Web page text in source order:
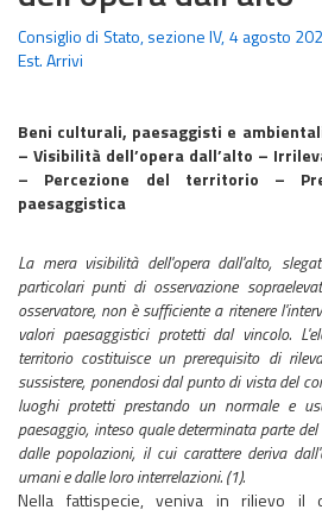
Consiglio di Stato, sezione IV, 4 agosto
Est. Arrivi
Beni culturali, paesaggisti e
– Visibilità dell’opera dall’alto –
– Percezione del territorio –
paesaggistica
La mera visibilità dell'opera dall'alto,
particolari punti di osservazione
osservatore, non è sufficiente a ritenere
valori paesaggistici protetti dal vincolo.
territorio costituisce un prerequisito di
sussistere, ponendosi dal punto di vista del
luoghi protetti prestando un normale e
paesaggio, inteso quale determinata parte
dalle popolazioni, il cui carattere deriva
umani e dalle loro interrelazioni. (1).
Nella fattispecie, veniva in rilievo il